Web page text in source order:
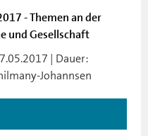
- Themen an der
und Gesellschaft
| Dauer:
Johannsen